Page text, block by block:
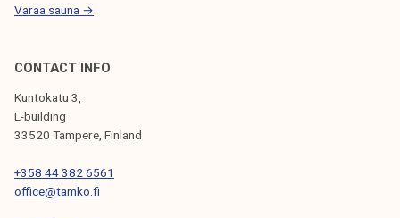
s
Varaa sauna →
CONTACT INFO
Kuntokatu 3,
L-building
33520 Tampere, Finland
+358 44 382 6561
office@tamko.fi